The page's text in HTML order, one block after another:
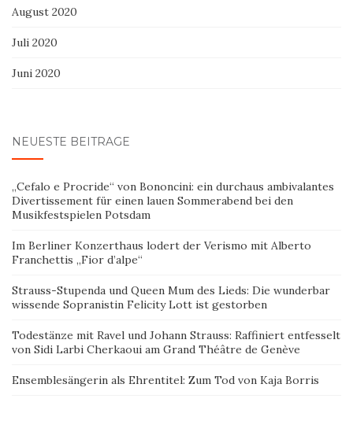
August 2020
Juli 2020
Juni 2020
NEUESTE BEITRÄGE
„Cefalo e Procride“ von Bononcini: ein durchaus ambivalantes
Divertissement für einen lauen Sommerabend bei den
Musikfestspielen Potsdam
Im Berliner Konzerthaus lodert der Verismo mit Alberto
Franchettis „Fior d’alpe“
Strauss-Stupenda und Queen Mum des Lieds: Die wunderbar
wissende Sopranistin Felicity Lott ist gestorben
Todestänze mit Ravel und Johann Strauss: Raffiniert entfesselt
von Sidi Larbi Cherkaoui am Grand Théâtre de Genève
Ensemblesängerin als Ehrentitel: Zum Tod von Kaja Borris